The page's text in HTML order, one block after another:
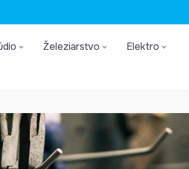
Železiarstvo Elektro